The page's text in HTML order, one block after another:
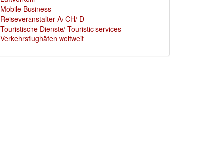
Mobile Business
Reiseveranstalter A/ CH/ D
Touristische Dienste/ Touristic services
Verkehrsflughäfen weltweit